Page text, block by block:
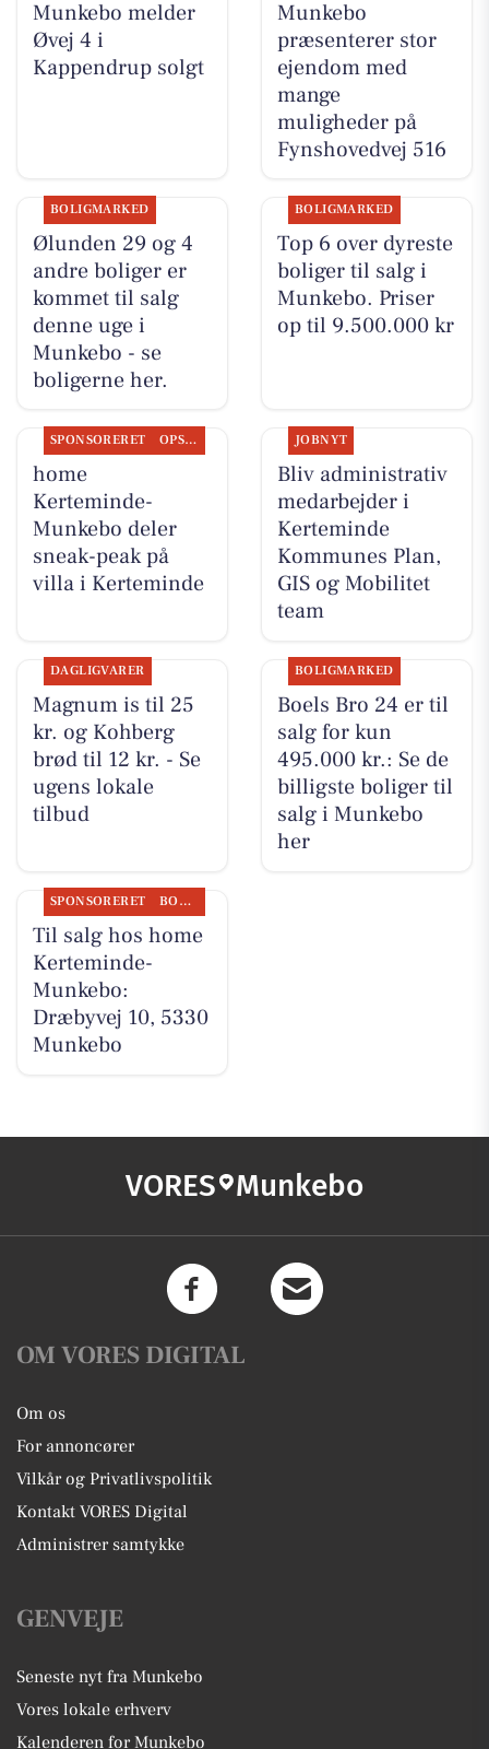
Munkebo melder
Øvej 4 i
Kappendrup solgt
Munkebo
præsenterer stor
ejendom med
mange
muligheder på
Fynshovedvej 516
BOLIGMARKED
Ølunden 29 og 4
andre boliger er
kommet til salg
denne uge i
Munkebo - se
boligerne her.
BOLIGMARKED
Top 6 over dyreste
boliger til salg i
Munkebo. Priser
op til 9.500.000 kr
SPONSORERET OPSLAGSTAVLEN
home
Kerteminde-
Munkebo deler
sneak-peak på
villa i Kerteminde
JOBNYT
Bliv administrativ
medarbejder i
Kerteminde
Kommunes Plan,
GIS og Mobilitet
team
DAGLIGVARER
Magnum is til 25
kr. og Kohberg
brød til 12 kr. - Se
ugens lokale
tilbud
BOLIGMARKED
Boels Bro 24 er til
salg for kun
495.000 kr.: Se de
billigste boliger til
salg i Munkebo
her
SPONSORERET BOLIGMARKED
Til salg hos home
Kerteminde-
Munkebo:
Dræbyvej 10, 5330
Munkebo
VORES Munkebo
OM VORES DIGITAL
Om os
For annoncører
Vilkår og Privatlivspolitik
Kontakt VORES Digital
Administrer samtykke
GENVEJE
Seneste nyt fra Munkebo
Vores lokale erhverv
Kalenderen for Munkebo